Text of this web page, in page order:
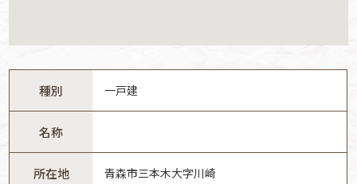
種別 一戸建
名称
所在地 青森市三本木大字川崎